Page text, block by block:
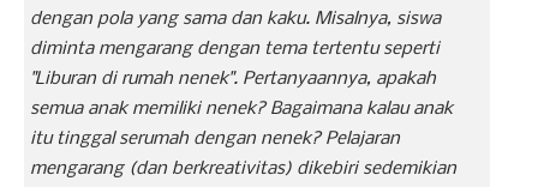
dengan pola yang sama dan kaku. Misalnya, siswa
diminta mengarang dengan tema tertentu seperti
"Liburan di rumah nenek". Pertanyaannya, apakah
semua anak memiliki nenek? Bagaimana kalau anak
itu tinggal serumah dengan nenek? Pelajaran
mengarang (dan berkreativitas) dikebiri sedemikian